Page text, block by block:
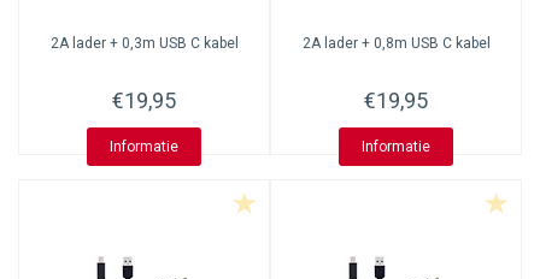
2A lader + 0,3m USB C kabel
€19,95
Informatie
2A lader + 0,8m USB C kabel
€19,95
Informatie